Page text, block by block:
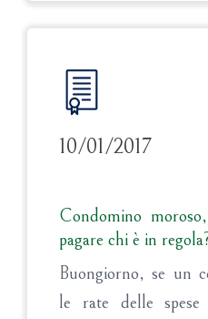
10/01/2017
Condomino
pagare chi è in
Buongiorno, se un
le rate delle spese